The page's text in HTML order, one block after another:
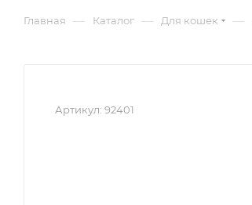
Главная — Каталог — Для кошек —
Артикул: 92401